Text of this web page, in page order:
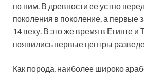
по ним. В древности ее устно
поколения в поколение, а первые
14 веку. В это же время в Египте и
появились первые центры
Как порода, наиболее широко